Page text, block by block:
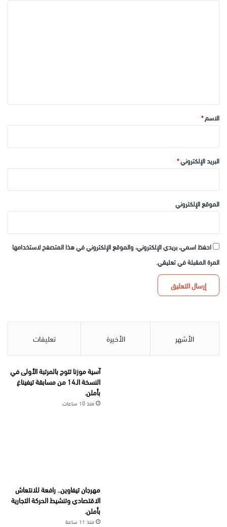
*الاسم*
البريد الإلكتروني*
الموقع الإلكتروني
احفظ اسمي، بريدي الإلكتروني، والموقع الإلكتروني في هذا المتصفح لاستخدامها
المرة المقبلة في تعليقي.
الأشهر الأخيرة تعليقات
آسية موزنا تتوج بالمرتبة الأولى في
النسخة الـ14 من مسابقة تيفيناغ
بأملن.
منذ 10 ساعات
مهرجان تيفاوين.. رافعة للانتعاش
الاقتصادي وتنشيط الحركة التجارية
بأملن.
منذ 11 ساعة